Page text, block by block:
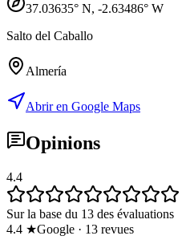
37.03635° N, -2.63486° W
Salto del Caballo
Almería
Abrir en Google Maps
Opinions
4.4
Sur la base du 13 des évaluations
4.4 ★Google · 13 revues